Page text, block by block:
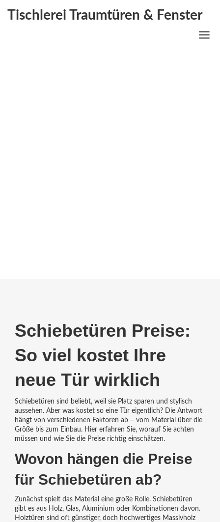
Tischlerei Traumtüren & Fenster
Schiebetüren Preise:
So viel kostet Ihre
neue Tür wirklich
Schiebetüren sind beliebt, weil sie Platz sparen und stylisch
aussehen. Aber was kostet so eine Tür eigentlich? Die Antwort
hängt von verschiedenen Faktoren ab – vom Material über die
Größe bis zum Einbau. Hier erfahren Sie, worauf Sie achten
müssen und wie Sie die Preise richtig einschätzen.
Wovon hängen die Preise
für Schiebetüren ab?
Zunächst spielt das Material eine große Rolle. Schiebetüren
gibt es aus Holz, Glas, Aluminium oder Kombinationen davon.
Holztüren sind oft günstiger, doch hochwertiges Massivholz